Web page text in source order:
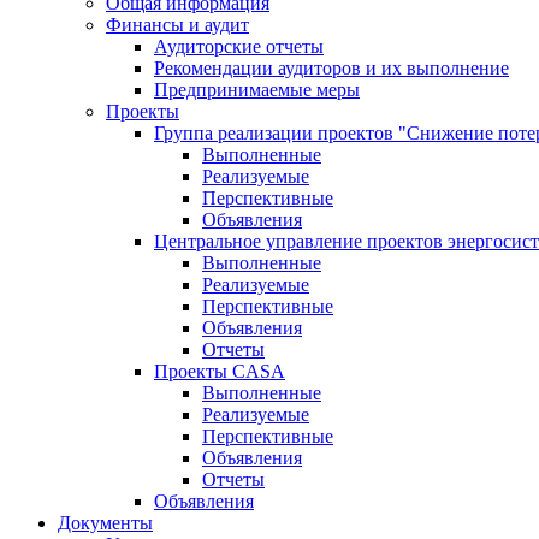
Финансы и аудит
Аудиторские отчеты
Рекомендации аудиторов и их выполнение
Предпринимаемые меры
Проекты
Группа реализации проектов "Снижение
Выполненные
Реализуемые
Перспективные
Объявления
Центральное управление проектов
Выполненные
Реализуемые
Перспективные
Объявления
Отчеты
Проекты CASA
Выполненные
Реализуемые
Перспективные
Объявления
Отчеты
Объявления
Документы